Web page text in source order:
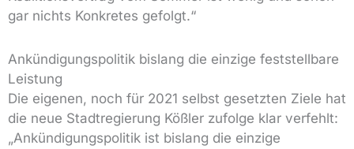
gar nichts Konkretes gefolgt.“
Ankündigungspolitik bislang die einzige feststellbare
Leistung
Die eigenen, noch für 2021 selbst gesetzten Ziele hat
die neue Stadtregierung Kößler zufolge klar verfehlt:
„Ankündigungspolitik ist bislang die einzige